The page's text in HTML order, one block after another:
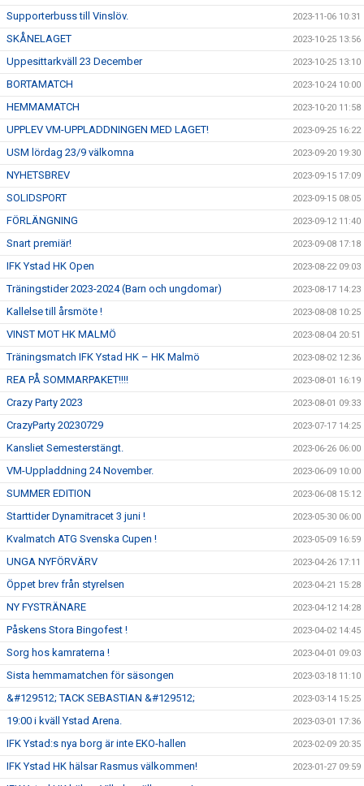
Supporterbuss till Vinslöv. 2023-11-06 10:31
SKÅNELAGET 2023-10-25 13:56
Uppesittarkväll 23 December 2023-10-25 13:10
BORTAMATCH 2023-10-24 10:00
HEMMAMATCH 2023-10-20 11:58
UPPLEV VM-UPPLADDNINGEN MED LAGET! 2023-09-25 16:22
USM lördag 23/9 välkomna 2023-09-20 19:30
NYHETSBREV 2023-09-15 17:09
SOLIDSPORT 2023-09-15 08:05
FÖRLÄNGNING 2023-09-12 11:40
Snart premiär! 2023-09-08 17:18
IFK Ystad HK Open 2023-08-22 09:03
Träningstider 2023-2024 (Barn och ungdomar) 2023-08-17 14:23
Kallelse till årsmöte ! 2023-08-08 10:25
VINST MOT HK MALMÖ 2023-08-04 20:51
Träningsmatch IFK Ystad HK – HK Malmö 2023-08-02 12:36
REA PÅ SOMMARPAKET!!!! 2023-08-01 16:19
Crazy Party 2023 2023-08-01 09:33
CrazyParty 20230729 2023-07-17 14:25
Kansliet Semesterstängt. 2023-06-26 06:00
VM-Uppladdning 24 November. 2023-06-09 10:00
SUMMER EDITION 2023-06-08 15:12
Starttider Dynamitracet 3 juni ! 2023-05-30 06:00
Kvalmatch ATG Svenska Cupen ! 2023-05-09 16:59
UNGA NYFÖRVÄRV 2023-04-26 17:11
Öppet brev från styrelsen 2023-04-21 15:28
NY FYSTRÄNARE 2023-04-12 14:28
Påskens Stora Bingofest ! 2023-04-02 14:45
Sorg hos kamraterna ! 2023-04-01 09:03
Sista hemmamatchen för säsongen 2023-03-18 11:10
&#129512; TACK SEBASTIAN &#129512; 2023-03-14 15:25
19:00 i kväll Ystad Arena. 2023-03-01 17:36
IFK Ystad:s nya borg är inte EKO-hallen 2023-02-09 20:35
IFK Ystad HK hälsar Rasmus välkommen! 2023-01-27 09:59